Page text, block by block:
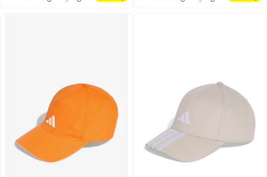
اغسطس اغسطس